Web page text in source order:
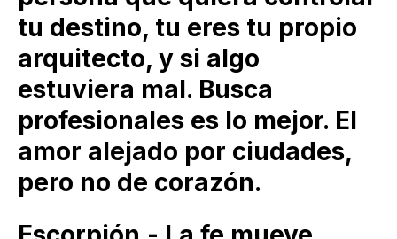
tu destino, tu eres tu propio
arquitecto, y si algo
estuviera mal. Busca
profesionales es lo mejor. El
amor alejado por ciudades,
pero no de corazón.